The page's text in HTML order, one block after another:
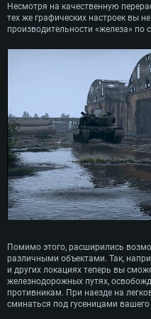
Для PC
Минимальные
ОС: Windows 10 (64 bit)
Оперативная память: 4 ГБ
Видеокарта с поддержкой DirectX
NVIDIA GeForce GTX 660.
720p.
Минимальные
Операционная система: Mac OS
Оперативная память: 6 Гб
Видеокарта: Intel Iris Pro 5200
AMD/Nvidia для Mac
720p) с поддержкой Metal
Минимальные
Операционная система:
Оперативная память: 4 Гб
Видеокарта: NVIDIA GeForce 660
драйверами (не старее 6
Radeon со свежими
месяцев, минимальное
Несмотря на качественную
тех же графических настроек вы
производительности «железа»
Помимо этого, расширились
различными объектами. Так,
и других локациях теперь вы
железнодорожных путях,
противникам. При наезде на
сминаться под гусеницами